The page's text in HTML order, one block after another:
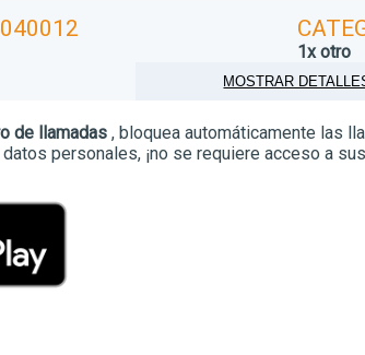
1x otro
MOSTRAR
de llamadas , bloquea automáticamente las
personales, ¡no se requiere acceso a